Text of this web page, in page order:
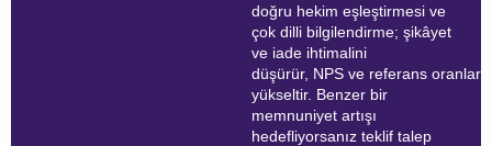
doğru hekim eşleştirmesi ve
çok dilli bilgilendirme; şikâyet
ve iade ihtimalini
düşürür, NPS ve referans
yükseltir. Benzer bir
memnuniyet artışı
hedefliyorsanız teklif talep